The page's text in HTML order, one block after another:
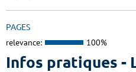
PAGES
relevance: 100%
Infos pratiques -